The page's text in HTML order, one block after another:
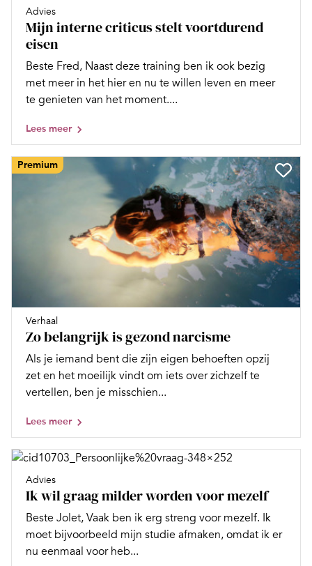
Advies
Mijn interne criticus stelt voortdurend
eisen
Beste Fred, Naast deze training ben ik ook bezig
met meer in het hier en nu te willen leven en meer
te genieten van het moment....
Lees meer
Premium
Verhaal
Zo belangrijk is gezond narcisme
Als je iemand bent die zijn eigen behoeften opzij
zet en het moeilijk vindt om iets over zichzelf te
vertellen, ben je misschien...
Lees meer
Advies
Ik wil graag milder worden voor mezelf
Beste Jolet, Vaak ben ik erg streng voor mezelf. Ik
moet bijvoorbeeld mijn studie afmaken, omdat ik er
nu eenmaal voor heb...